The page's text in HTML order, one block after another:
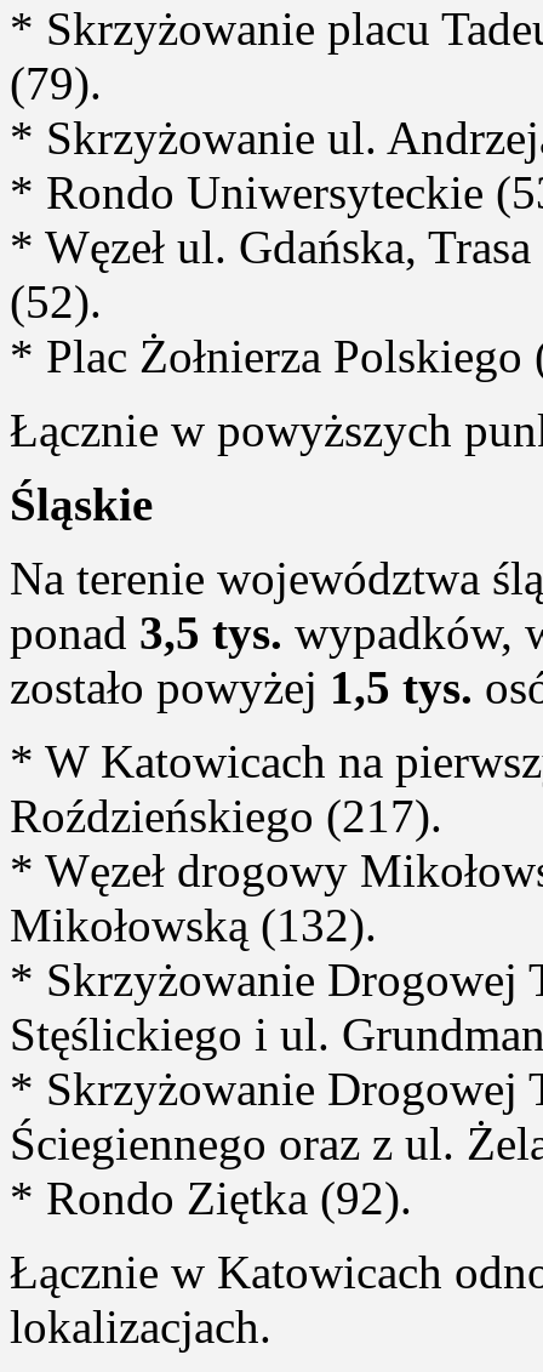
* Skrzyżowanie placu
(79).
* Skrzyżowanie ul.
* Rondo Uniwersyteckie
* Węzeł ul. Gdańska,
(52).
* Plac Żołnierza Polskiego
Łącznie w powyższych
Śląskie
Na terenie województwa
ponad 3,5 tys. wypadków,
zostało powyżej 1,5 tys.
* W Katowicach na
Roździeńskiego (217).
* Węzeł drogowy
Mikołowską (132).
* Skrzyżowanie Drogowej
Stęślickiego i ul.
* Skrzyżowanie Drogowej
Ściegiennego oraz z ul.
* Rondo Ziętka (92).
Łącznie w Katowicach
lokalizacjach.